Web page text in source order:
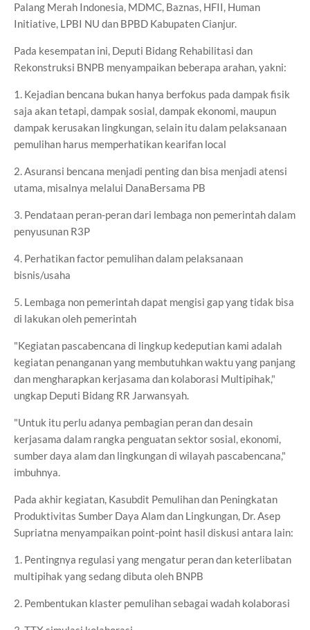
Palang Merah Indonesia, MDMC, Baznas, HFII, Human
Initiative, LPBI NU dan BPBD Kabupaten Cianjur.
Pada kesempatan ini, Deputi Bidang Rehabilitasi dan
Rekonstruksi BNPB menyampaikan beberapa arahan, yakni:
1. Kejadian bencana bukan hanya berfokus pada dampak fisik
saja akan tetapi, dampak sosial, dampak ekonomi, maupun
dampak kerusakan lingkungan, selain itu dalam pelaksanaan
pemulihan harus memperhatikan kearifan local
2. Asuransi bencana menjadi penting dan bisa menjadi atensi
utama, misalnya melalui DanaBersama PB
3. Pendataan peran-peran dari lembaga non pemerintah dalam
penyusunan R3P
4. Perhatikan factor pemulihan dalam pelaksanaan
bisnis/usaha
5. Lembaga non pemerintah dapat mengisi gap yang tidak bisa
di lakukan oleh pemerintah
"Kegiatan pascabencana di lingkup kedeputian kami adalah
kegiatan penanganan yang membutuhkan waktu yang panjang
dan mengharapkan kerjasama dan kolaborasi Multipihak,"
ungkap Deputi Bidang RR Jarwansyah.
"Untuk itu perlu adanya pembagian peran dan desain
kerjasama dalam rangka penguatan sektor sosial, ekonomi,
sumber daya alam dan lingkungan di wilayah pascabencana,"
imbuhnya.
Pada akhir kegiatan, Kasubdit Pemulihan dan Peningkatan
Produktivitas Sumber Daya Alam dan Lingkungan, Dr. Asep
Supriatna menyampaikan point-point hasil diskusi antara lain:
1. Pentingnya regulasi yang mengatur peran dan keterlibatan
multipihak yang sedang dibuta oleh BNPB
2. Pembentukan klaster pemulihan sebagai wadah kolaborasi